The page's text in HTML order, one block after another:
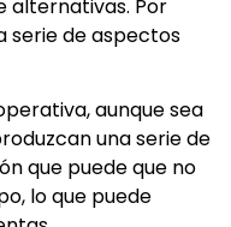
alternativas. Por
serie de aspectos
aunque sea
una serie de
que puede que no
lo que puede